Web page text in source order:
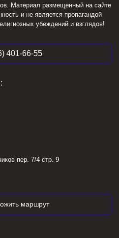
Материал размещенный на сайте
и не является пропагандой
убеждений и взглядов!
401-66-55
пер. 7/4 стр. 9
маршрут